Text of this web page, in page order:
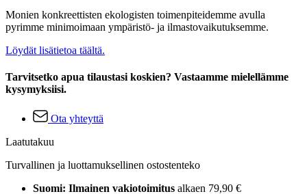
Monien konkreettisten ekologisten toimenpiteidemme avulla
pyrimme minimoimaan ympäristö- ja ilmastovaikutuksemme.
Löydät lisätietoa täältä.
Tarvitsetko apua tilaustasi koskien? Vastaamme mielellämme
kysymyksiisi.
Ota yhteyttä
Laatutakuu
Turvallinen ja luottamuksellinen ostostenteko
Suomi: Ilmainen vakiotoimitus alkaen 79,90 €